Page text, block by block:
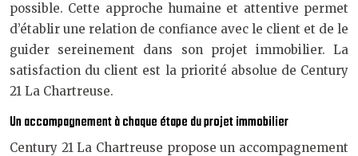
possible. Cette approche humaine et attentive permet
d’établir une relation de confiance avec le client et de le
guider sereinement dans son projet immobilier. La
satisfaction du client est la priorité absolue de Century
21 La Chartreuse.
Un accompagnement à chaque étape du projet immobilier
Century 21 La Chartreuse propose un accompagnement